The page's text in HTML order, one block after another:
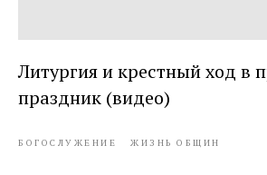
Литургия и крестный ход в
праздник (видео)
БОГОСЛУЖЕНИЕ ЖИЗНЬ ОБЩИН